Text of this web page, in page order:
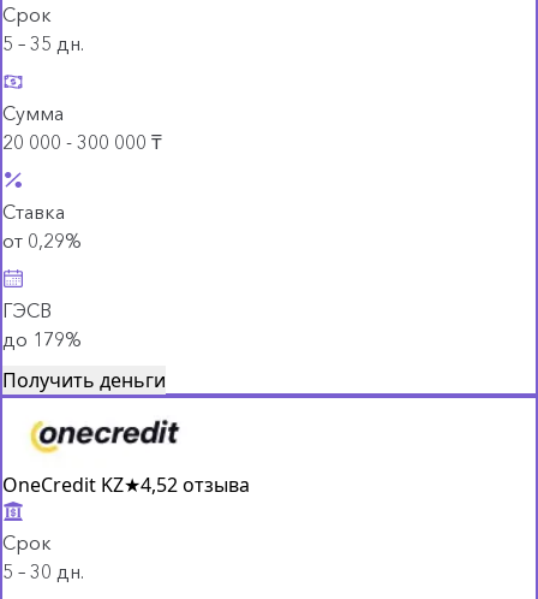
Срок
5 – 35 дн.
Сумма
20 000 - 300 000 ₸
Ставка
от 0,29%
ГЭСВ
до 179%
Получить деньги
OneCredit KZ★4,52 отзыва
Срок
5 – 30 дн.